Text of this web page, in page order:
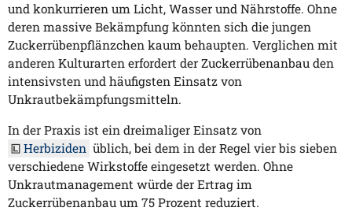
und konkurrieren um Licht, Wasser und Nährstoffe. Ohne
deren massive Bekämpfung könnten sich die jungen
Zuckerrübenpflänzchen kaum behaupten. Verglichen mit
anderen Kulturarten erfordert der Zuckerrübenanbau den
intensivsten und häufigsten Einsatz von
Unkrautbekämpfungsmitteln.
In der Praxis ist ein dreimaliger Einsatz von
Herbiziden üblich, bei dem in der Regel vier bis sieben
verschiedene Wirkstoffe eingesetzt werden. Ohne
Unkrautmanagement würde der Ertrag im
Zuckerrübenanbau um 75 Prozent reduziert.